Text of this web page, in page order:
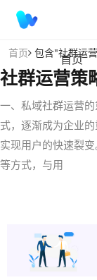
首页
首页 包含"社群运
社群运营策
一、私域社群运营
式，逐渐成为企业
实现用户的快速裂
等方式，与用